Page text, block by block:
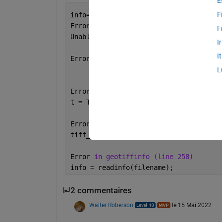
info=geotiffinfo( "E:\MODIS 8 Day GPP
Error
Unable
Error
Error
t = Tiff(filename);
Error
tiff_info = tiffinfo(filename);
Error in geotiffinfo (line 258)
info = readinfo(filename);
2 commentaires
Walter Roberson le 15 Mai 2022